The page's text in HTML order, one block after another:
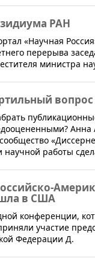
РАН
«Научная
перерыва
министра
вопрос
научной работы
в США
конференции,
участие
Федерации Д.